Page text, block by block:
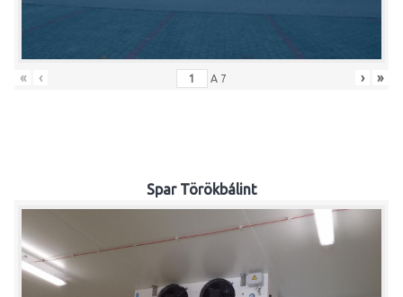
« ‹ A 7 › »
Spar Törökbálint